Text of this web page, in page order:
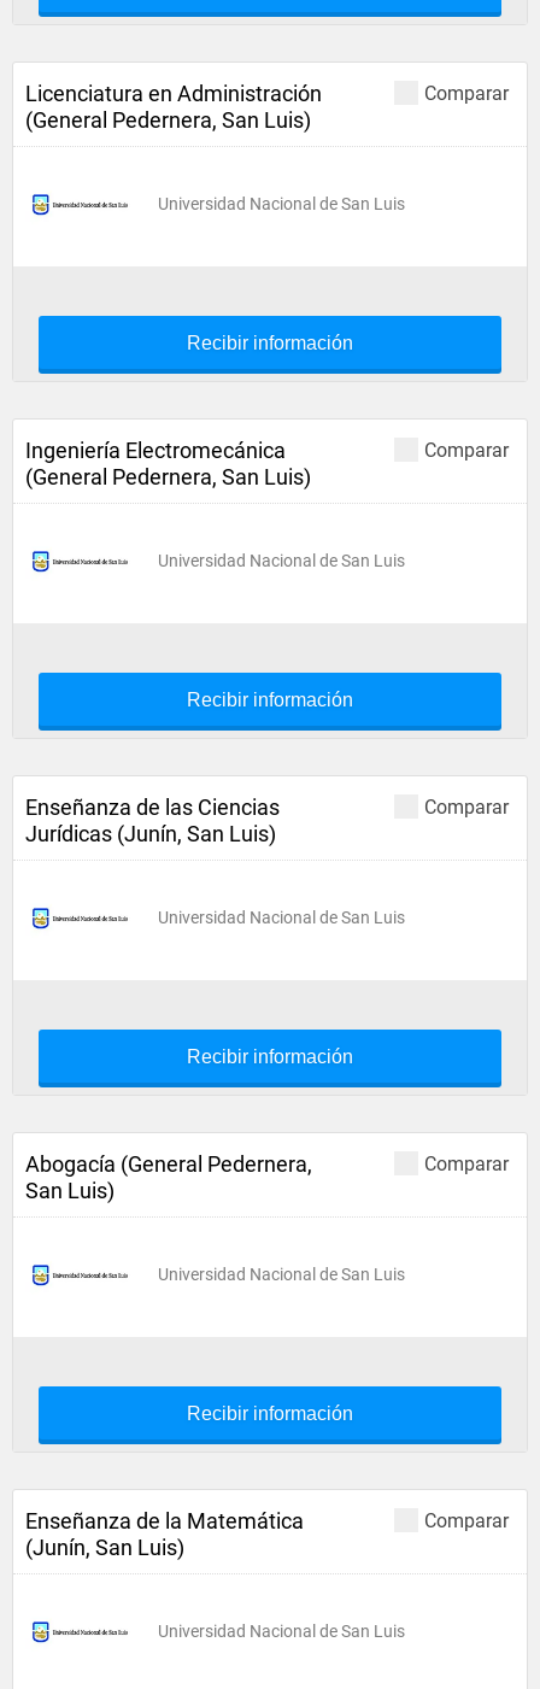
Comparar
Licenciatura en Administración
(General Pedernera, San Luis)
Universidad Nacional de San Luis
Recibir información
Comparar
Ingeniería Electromecánica
(General Pedernera, San Luis)
Universidad Nacional de San Luis
Recibir información
Comparar
Enseñanza de las Ciencias
Jurídicas (Junín, San Luis)
Universidad Nacional de San Luis
Recibir información
Comparar
Abogacía (General Pedernera,
San Luis)
Universidad Nacional de San Luis
Recibir información
Comparar
Enseñanza de la Matemática
(Junín, San Luis)
Universidad Nacional de San Luis